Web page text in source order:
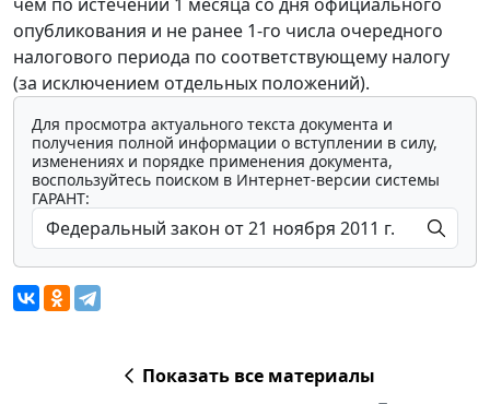
опубликования и не ранее 1-го числа очередного
налогового периода по соответствующему налогу
(за исключением отдельных положений).
Для просмотра актуального текста документа и
получения полной информации о вступлении в силу,
изменениях и порядке применения документа,
воспользуйтесь поиском в Интернет-версии системы
ГАРАНТ:
Показать все материалы